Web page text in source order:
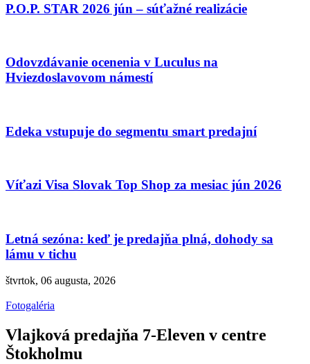
P.O.P. STAR 2026 jún – súťažné realizácie
Odovzdávanie ocenenia v Luculus na
Hviezdoslavovom námestí
Edeka vstupuje do segmentu smart predajní
Víťazi Visa Slovak Top Shop za mesiac jún 2026
Letná sezóna: keď je predajňa plná, dohody sa
lámu v tichu
štvrtok, 06 augusta, 2026
Fotogaléria
Vlajková predajňa 7-Eleven v centre
Štokholmu